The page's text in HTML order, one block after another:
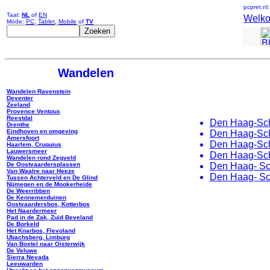
Taal: NL of EN
Mode: PC Tablet Mobile of TV
Wandelen
Wandelen Ravenstein
Deventer
Zeeland
Provence Ventoux
Reestdal
Drenthe
Eindhoven en omgeving
Amersfoort
Haarlem, Cruquius
Lauwersmeer
Wandelen rond Zegveld
De Oostvaardersplassen
Van Waalre naar Heeze
Tussen Achterveld en De Glind
Nijmegen en de Mookerheide
De Weerribben
De Kennemerduinen
Oostvaardersbos, Kotterbos
Het Naardermeer
Pad in de Zak, Zuid Beveland
De Borkeld
Het Knarbos, Flevoland
Ubachsberg, Limburg
Van Boxtel naar Oisterwijk
De Veluwe
Sierra Nevada
Leeuwarden
Den Haag-
Den Haag-
Den Haag-
Den Haag-
Den Haag-
Den Haag-